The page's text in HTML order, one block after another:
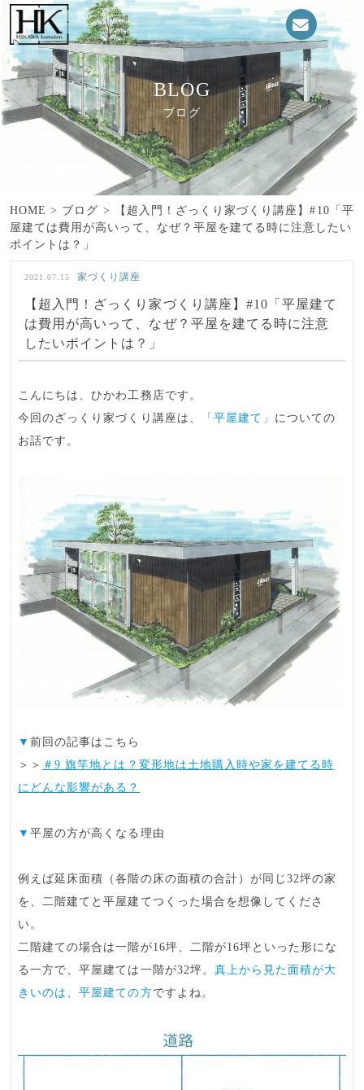
BLOG
ブログ
HOME > ブログ >
【超入門！ざっくり家づくり講座】#10「平
屋建ては費用が高いって、なぜ？平屋を建てる時に注意したい
ポイントは？」
【超入門！ざっくり家づくり講座】#10「平屋建て
は費用が高いって、なぜ？平屋を建てる時に注意
したいポイントは？」
2021.07.15 家づくり講座
こんにちは、ひかわ工務店です。
今回のざっくり家づくり講座は、
「平屋建て」 についての
お話です。
▼前回の記事はこちら
＞＞ ＃9 旗竿地とは？変形地は土地購入時や家を建てる時
にどんな影響がある？
▼平屋の方が高くなる理由
例えば延床面積（各階の床の面積の合計） が同じ32坪の家
を、二階建てと平屋建てつくった場合を想像してくださ
い。
二階建ての場合は一階が16坪、二階が16坪といった形にな
る一方で、平屋建ては一階が32坪。 真上から見た面積が大
きいのは、平屋建ての方ですよね。